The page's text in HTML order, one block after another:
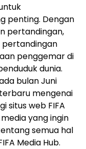
penting. Dengan
pertandingan,
pertandingan
penggemar di
dunia.
bulan Juni
mengenai
situs web FIFA
yang ingin
semua hal
Media Hub.